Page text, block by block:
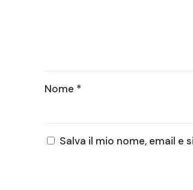
Nome *
Salva il mio nome, email